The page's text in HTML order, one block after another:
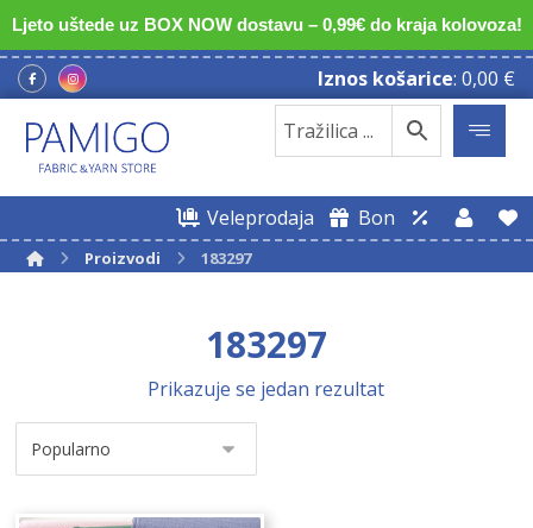
Ljeto uštede uz BOX NOW dostavu – 0,99€ do kraja kolovoza!
Iznos košarice: 0,00 €
Veleprodaja Bon
Proizvodi 183297
183297
Prikazuje se jedan rezultat